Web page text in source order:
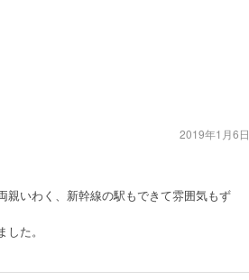
親いわく、新幹線の駅もできて雰囲気もず
た。
2019年1月6日